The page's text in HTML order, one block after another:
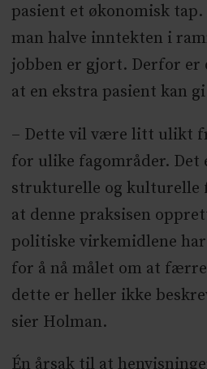
pasient et økonomisk
man halve inntekten i
jobben er gjort. Derfor er
at en ekstra pasient kan
– Dette vil være litt ulikt
for ulike fagområder. Det
strukturelle og kulturelle
at denne praksisen
politiske virkemidlene
for å nå målet om at færre
dette er heller ikke
sier Holman.
Én årsak til at